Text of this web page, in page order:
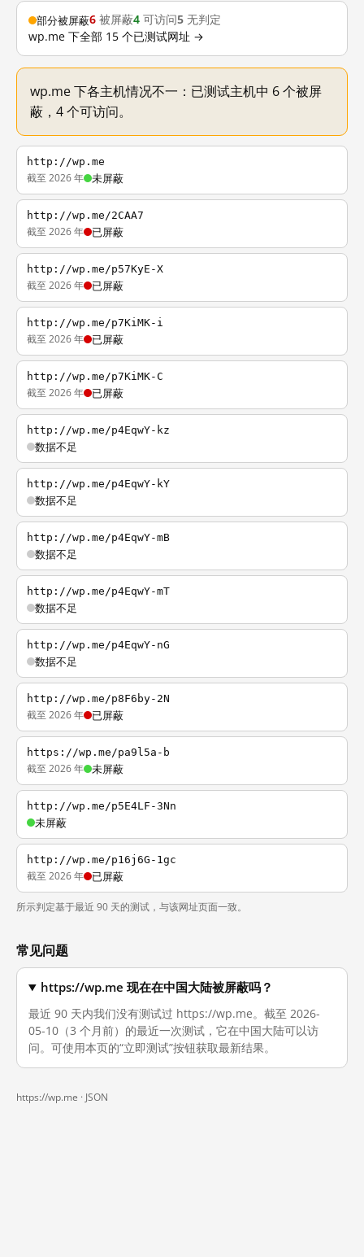
部分被屏蔽6 被屏蔽4 可访问5 无判定
wp.me 下全部 15 个已测试网址 →
wp.me 下各主机情况不一：已测试主机中 6 个被屏
蔽，4 个可访问。
http://wp.me
截至 2026 年 未屏蔽
http://wp.me/2CAA7
截至 2026 年 已屏蔽
http://wp.me/p57KyE-X
截至 2026 年 已屏蔽
http://wp.me/p7KiMK-i
截至 2026 年 已屏蔽
http://wp.me/p7KiMK-C
截至 2026 年 已屏蔽
http://wp.me/p4EqwY-kz
数据不足
http://wp.me/p4EqwY-kY
数据不足
http://wp.me/p4EqwY-mB
数据不足
http://wp.me/p4EqwY-mT
数据不足
http://wp.me/p4EqwY-nG
数据不足
http://wp.me/p8F6by-2N
截至 2026 年 已屏蔽
https://wp.me/pa9l5a-b
截至 2026 年 未屏蔽
http://wp.me/p5E4LF-3Nn
未屏蔽
http://wp.me/p16j6G-1gc
截至 2026 年 已屏蔽
所示判定基于最近 90 天的测试，与该网址页面一致。
常见问题
https://wp.me 现在在中国大陆被屏蔽吗？
最近 90 天内我们没有测试过 https://wp.me。截至 2026-
05-10（3 个月前）的最近一次测试，它在中国大陆可以访
问。可使用本页的“立即测试”按钮获取最新结果。
https://wp.me · JSON